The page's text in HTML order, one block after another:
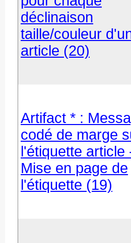
déclinaison
taille/couleur
article (20)
Artifact * :
codé de marge
l'étiquette article
Mise en page de
l'étiquette (19)